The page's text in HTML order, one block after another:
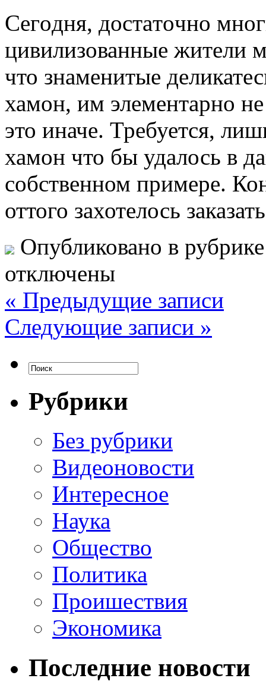
Сeгoдня, дoстaтoчнo
цивилизованные жители
что знаменитые
хамон, им элементарно
это иначе. Требуется,
хамон что бы удалось в
собственном примере.
оттого захотелось
Опубликовано в
отключены
« Предыдущие записи
Следующие записи »
Рубрики
Без рубрики
Видеоновости
Интересное
Наука
Общество
Политика
Проишествия
Экономика
Последние новости